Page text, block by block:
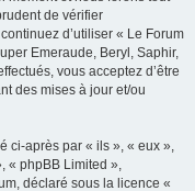
de vérifier
d’utiliser « Le Forum
Emeraude, Beryl, Saphir,
vous acceptez d’être
des mises à jour et/ou
ci-après par « ils », « eux »,
« phpBB Limited »,
déclaré sous la licence «